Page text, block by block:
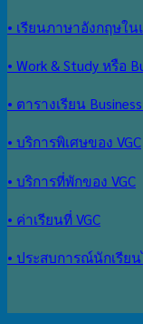
• เรียนภาษาอังกฤษใน
• Work & Study หรือ
• ตารางเรียน
• บริการพิเศษของ VGC
• บริการที่พักของ VGC
• ค่าเรียนที่ VGC
• ประสบการณ์นักเรีย